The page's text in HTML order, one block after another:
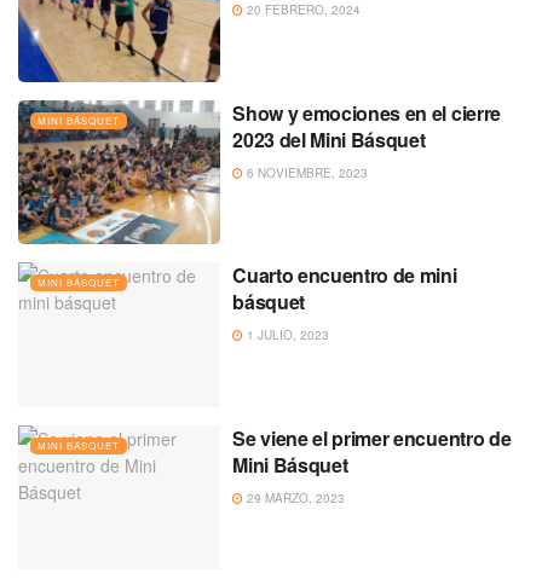
20 FEBRERO, 2024
MINI BÁSQUET
Show y emociones en el cierre
2023 del Mini Básquet
6 NOVIEMBRE, 2023
MINI BÁSQUET
Cuarto encuentro de mini
básquet
1 JULIO, 2023
MINI BÁSQUET
Se viene el primer encuentro de
Mini Básquet
29 MARZO, 2023